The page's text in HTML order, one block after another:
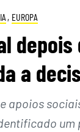
, EUROPA
depois
a
apoios
um